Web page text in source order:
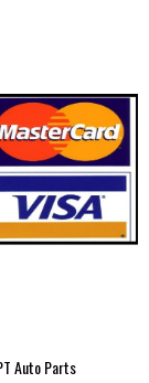
Auto Parts